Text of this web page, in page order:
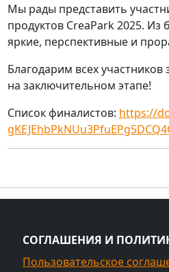
Мы рады представить
продуктов CreaPark 2025.
яркие, перспективные и
Благодарим всех
на заключительном этапе!
Список финалистов: https://
СОГЛАШЕНИЯ И
Пользовательское